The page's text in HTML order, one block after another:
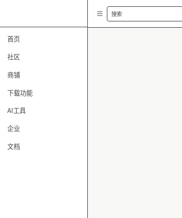
首页
社区
商铺
下载功能
AI工具
企业
文档
搜索